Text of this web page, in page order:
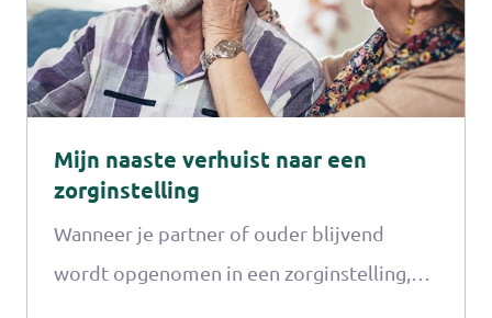
Mijn naaste verhuist naar een
zorginstelling
Wanneer je partner of ouder blijvend
wordt opgenomen in een zorginstelling,